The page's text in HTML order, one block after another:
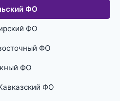
ФО
ФО
ФО
ФО
ФО